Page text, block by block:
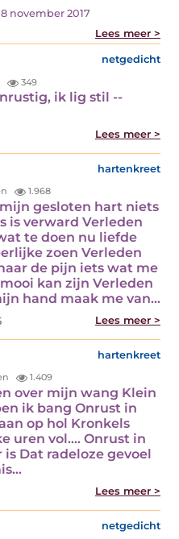
8 november 2017
Lees meer >
netgedicht
349
ik lig stil --
Lees meer >
hartenkreet
1.968
gesloten hart niets
is verward Verleden
te doen nu liefde
zoen Verleden
de pijn iets wat me
kan zijn Verleden
hand maak me van…
Lees meer >
hartenkreet
1.409
over mijn wang Klein
ik bang Onrust in
op hol Kronkels
uren vol…. Onrust in
Dat radeloze gevoel
Lees meer >
netgedicht